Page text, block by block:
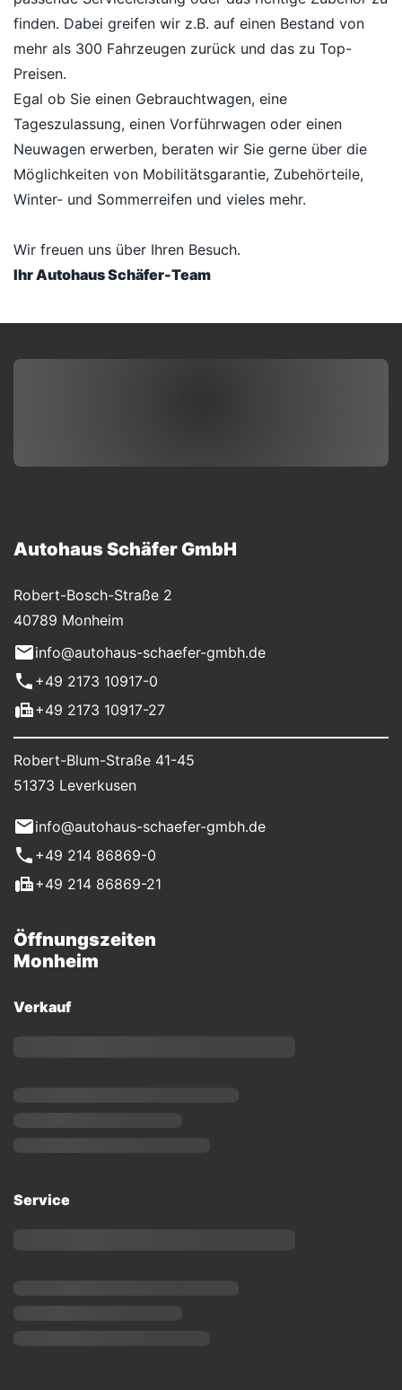
finden. Dabei greifen wir z.B. auf einen Bestand von
mehr als 300 Fahrzeugen zurück und das zu Top-
Preisen.
Egal ob Sie einen Gebrauchtwagen, eine
Tageszulassung, einen Vorführwagen oder einen
Neuwagen erwerben, beraten wir Sie gerne über die
Möglichkeiten von Mobilitätsgarantie, Zubehörteile,
Winter- und Sommerreifen und vieles mehr.
Wir freuen uns über Ihren Besuch.
Ihr Autohaus Schäfer-Team
Autohaus Schäfer GmbH
Robert-Bosch-Straße 2
40789 Monheim
info@autohaus-schaefer-gmbh.de
+49 2173 10917-0
+49 2173 10917-27
Robert-Blum-Straße 41-45
51373 Leverkusen
info@autohaus-schaefer-gmbh.de
+49 214 86869-0
+49 214 86869-21
Öffnungszeiten
Monheim
Verkauf
Service